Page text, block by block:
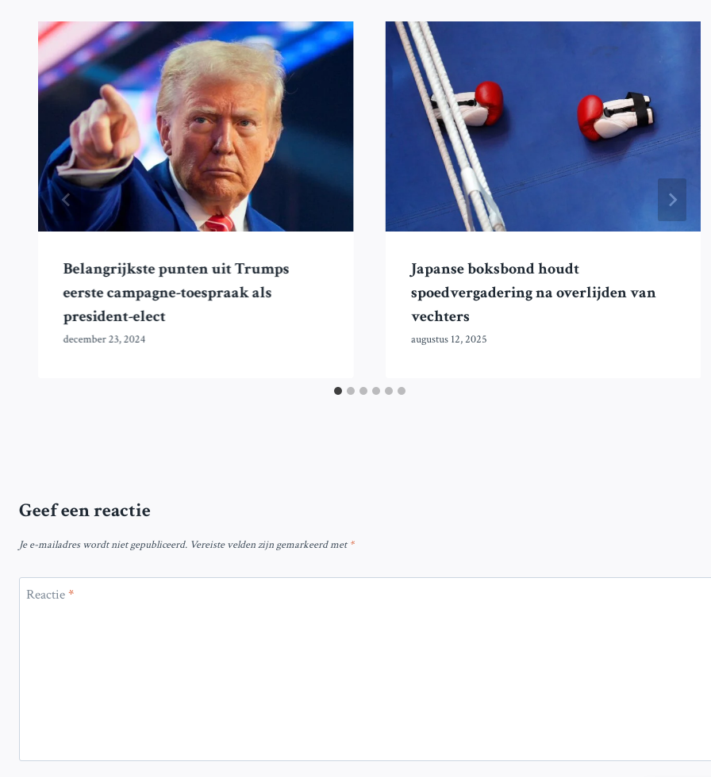
Belangrijkste punten uit Trumps
eerste campagne-toespraak als
president-elect
december 23, 2024
Japanse boksbond houdt
spoedvergadering na overlijden van
vechters
augustus 12, 2025
Geef een reactie
Je e-mailadres wordt niet gepubliceerd. Vereiste velden zijn gemarkeerd met*
Reactie*